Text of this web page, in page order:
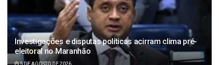
Investigações e disputas políticas acirram clima pré-
eleitoral no Maranhão
5 DE AGOSTO DE 2026